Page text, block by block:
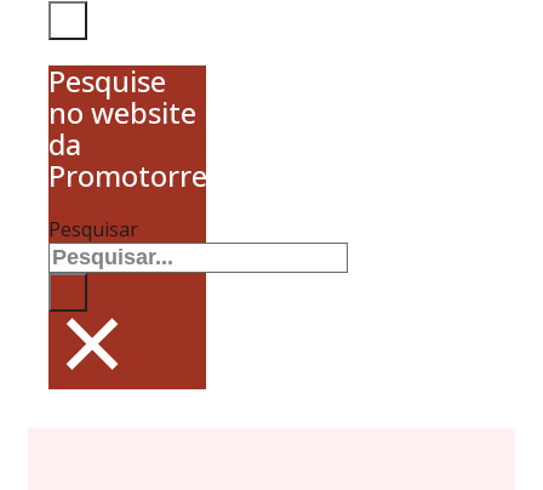
Pesquise
no website
da
Promotorres
Pesquisar
×